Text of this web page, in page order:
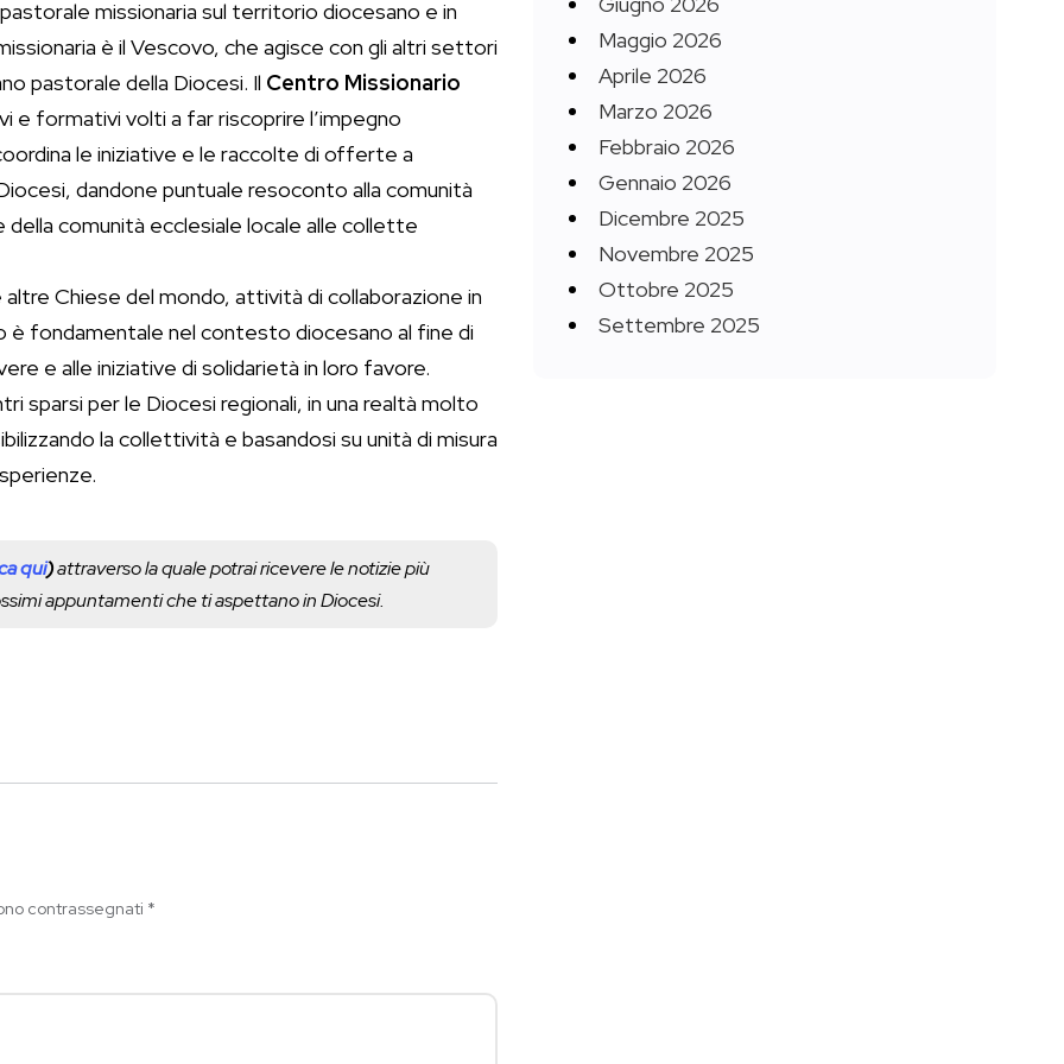
missionaria sul territorio diocesano e in
è il Vescovo, che agisce con gli altri settori
pastorale della Diocesi. Il Centro Missionario
e formativi volti a far riscoprire l’impegno
le iniziative e le raccolte di offerte a
dandone puntuale resoconto alla comunità
comunità ecclesiale locale alle collette
Chiese del mondo, attività di collaborazione in
è fondamentale nel contesto diocesano al fine di
e alle iniziative di solidarietà in loro favore.
sparsi per le Diocesi regionali, in una realtà molto
la collettività e basandosi su unità di misura
qui)attraverso la quale potrai ricevere le notizie più
appuntamenti che ti aspettano in Diocesi.
contrassegnati *
Maggio 2026
Aprile 2026
Marzo 2026
Febbraio 2026
Gennaio 2026
Dicembre 2025
Novembre 2025
Ottobre 2025
Settembre 2025